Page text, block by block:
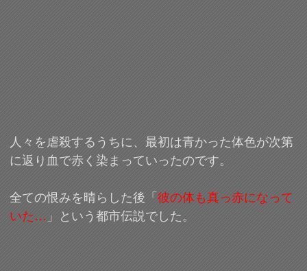
人々を虐殺するうちに、最初は青かった体色が次第
に返り血で赤く染まっていったのです。
全ての恨みを晴らした後「彼の体も真っ赤になって
いた… 」という都市伝説でした。